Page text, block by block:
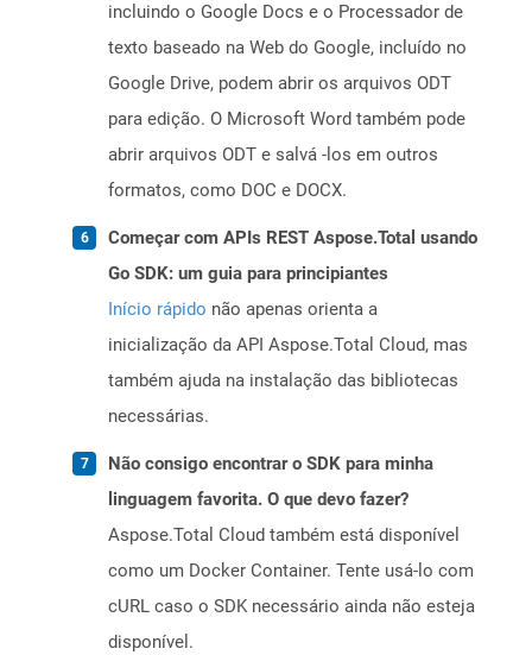
incluindo o Google Docs e o Processador de
texto baseado na Web do Google, incluído no
Google Drive, podem abrir os arquivos ODT
para edição. O Microsoft Word também pode
abrir arquivos ODT e salvá -los em outros
formatos, como DOC e DOCX.
Começar com APIs REST Aspose.Total usando
Go SDK: um guia para principiantes
Início rápido não apenas orienta a
inicialização da API Aspose.Total Cloud, mas
também ajuda na instalação das bibliotecas
necessárias.
Não consigo encontrar o SDK para minha
linguagem favorita. O que devo fazer?
Aspose.Total Cloud também está disponível
como um Docker Container. Tente usá-lo com
cURL caso o SDK necessário ainda não esteja
disponível.